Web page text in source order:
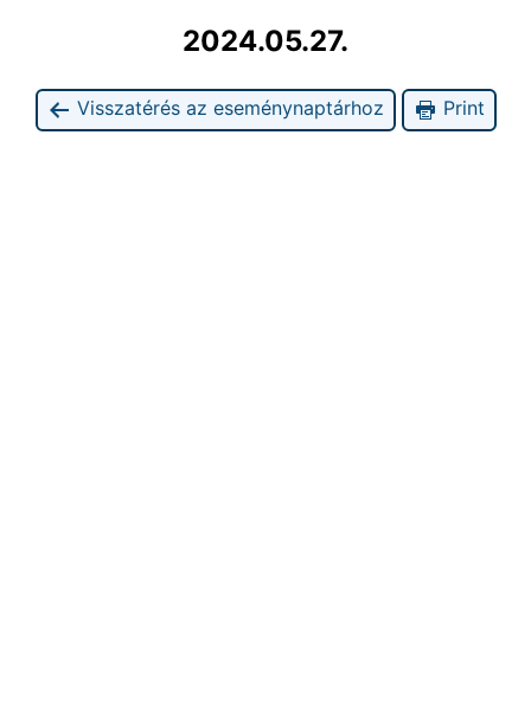
2024.05.27.
Visszatérés az eseménynaptárhoz Print